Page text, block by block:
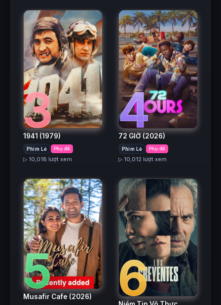
3
1941 (1979)
Phim Lẻ Phụ đề
▷ 10,018 lượt xem
4
72 GIỜ (2026)
Phim Lẻ Phụ đề
▷ 10,012 lượt xem
5
Musafir Cafe (2026) 6